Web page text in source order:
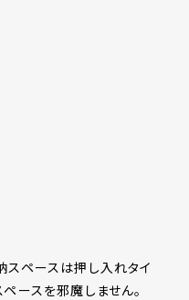
スペースは押し入れタイ
ースを邪魔しません。